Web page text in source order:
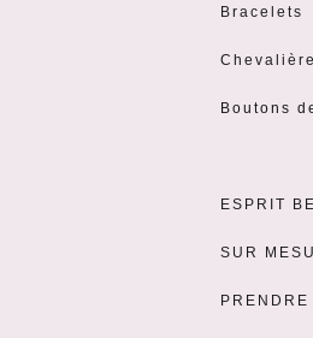
Bracelets
Boutons
ESPRIT
SUR